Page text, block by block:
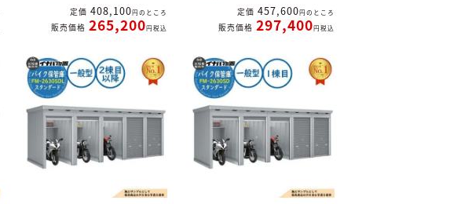
定価 408,100 のところ
販売価格 265,200 税込
定価 457,600 のところ
販売価格 297,400 税込